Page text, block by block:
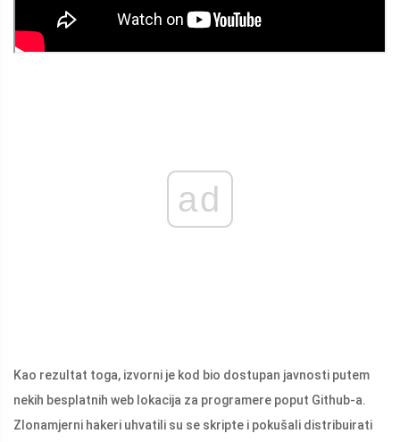
ad
Kao rezultat toga, izvorni je kod bio dostupan javnosti putem
nekih besplatnih web lokacija za programere poput Github-a.
Zlonamjerni hakeri uhvatili su se skripte i pokušali distribuirati